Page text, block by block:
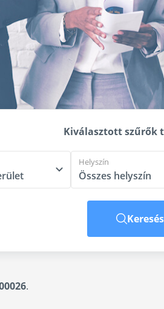
Kiválasztott szűrők
Helyszín
Keresés
.